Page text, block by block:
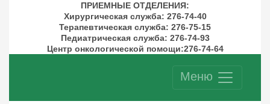
ПРИЕМНЫЕ ОТДЕЛЕНИЯ:
Хирургическая служба: 276-74-40
Терапевтическая служба: 276-75-15
Педиатрическая служба: 276-74-93
Центр онкологической помощи:276-74-64
Меню